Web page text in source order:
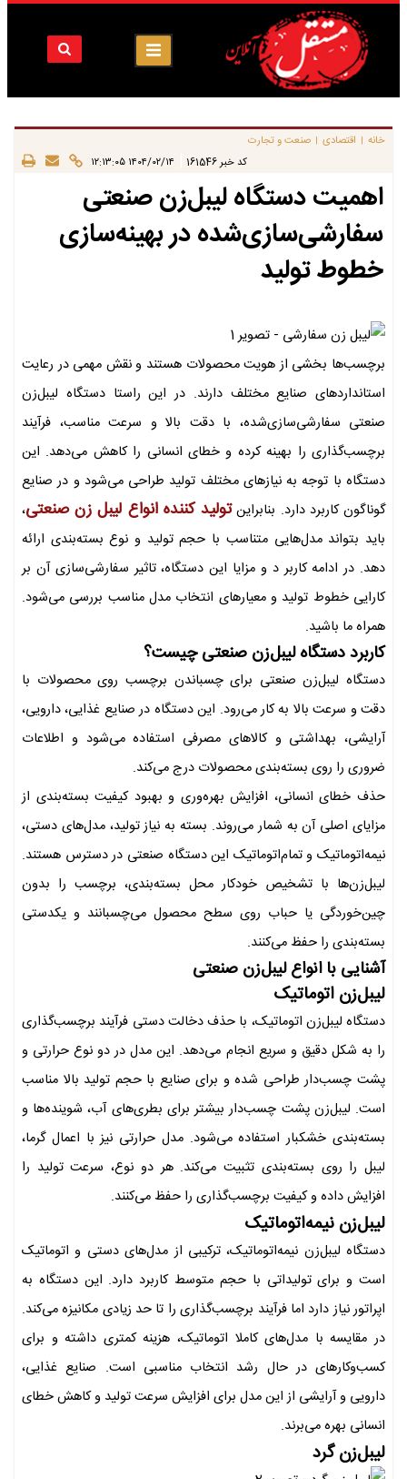
خانه | اقتصادی | صنعت و تجارت
کد خبر 161546 ۱۴۰۴/۰۲/۱۴ ۱۲:۱۳:۰۵
اهمیت دستگاه لیبل‌زن صنعتی
سفارشی‌سازی‌شده در بهینه‌سازی
خطوط تولید
برچسب‌ها بخشی از هویت محصولات هستند و نقش مهمی در رعایت
استانداردهای صنایع مختلف دارند. در این راستا دستگاه لیبل‌زن
صنعتی سفارشی‌سازی‌شده، با دقت بالا و سرعت مناسب، فرآیند
برچسب‌گذاری را بهینه کرده و خطای انسانی را کاهش می‌دهد. این
دستگاه با توجه به نیازهای مختلف تولید طراحی می‌شود و در صنایع
گوناگون کاربرد دارد. بنابراینتولید کننده انواع لیبل زن صنعتی،
باید بتواند مدل‌هایی متناسب با حجم تولید و نوع بسته‌بندی ارائه
‌دهد. در ادامه کاربر د و مزایا این دستگاه، تاثیر سفارشی‌سازی آن بر
کارایی خطوط تولید و معیارهای انتخاب مدل مناسب بررسی می‌شود.
همراه ما باشید.
کاربرد دستگاه لیبل‌زن صنعتی چیست؟
دستگاه لیبل‌زن صنعتی برای چسباندن برچسب روی محصولات با
دقت و سرعت بالا به کار می‌رود. این دستگاه در صنایع غذایی، دارویی،
آرایشی، بهداشتی و کالاهای مصرفی استفاده می‌شود و اطلاعات
ضروری را روی بسته‌بندی محصولات درج می‌کند.
حذف خطای انسانی، افزایش بهره‌وری و بهبود کیفیت بسته‌بندی از
مزایای اصلی آن به شمار می‌روند. بسته به نیاز تولید، مدل‌های دستی،
نیمه‌اتوماتیک و تمام‌اتوماتیک این دستگاه صنعتی در دسترس هستند.
لیبل‌زن‌ها با تشخیص خودکار محل بسته‌بندی، برچسب را بدون
چین‌خوردگی یا حباب روی سطح محصول می‌چسبانند و یکدستی
بسته‌بندی را حفظ می‌کنند.
آشنایی با انواع لیبل‌زن صنعتی
لیبل‌زن اتوماتیک
دستگاه لیبل‌زن اتوماتیک، با حذف دخالت دستی فرآیند برچسب‌گذاری
را به شکل دقیق و سریع انجام می‌دهد. این مدل در دو نوع حرارتی و
پشت چسب‌دار طراحی شده و برای صنایع با حجم تولید بالا مناسب
است. لیبل‌زن پشت چسب‌دار بیشتر برای بطری‌های آب، شوینده‌ها و
بسته‌بندی خشکبار استفاده می‌شود. مدل حرارتی نیز با اعمال گرما،
لیبل را روی بسته‌بندی تثبیت می‌کند. هر دو نوع، سرعت تولید را
افزایش داده و کیفیت برچسب‌گذاری را حفظ می‌کنند.
لیبل‌زن نیمه‌اتوماتیک
دستگاه لیبل‌زن نیمه‌اتوماتیک، ترکیبی از مدل‌های دستی و اتوماتیک
است و برای تولیداتی با حجم متوسط کاربرد دارد. این دستگاه به
اپراتور نیاز دارد اما فرآیند برچسب‌گذاری را تا حد زیادی مکانیزه می‌کند.
در مقایسه با مدل‌های کاملا اتوماتیک، هزینه کمتری داشته و برای
کسب‌وکارهای در حال رشد انتخاب مناسبی است. صنایع غذایی،
دارویی و آرایشی از این مدل برای افزایش سرعت تولید و کاهش خطای
انسانی بهره می‌برند.
لیبل‌زن گرد